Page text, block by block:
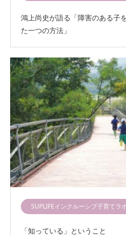
鴻上尚史が語る「障害のある子
た一つの方法」
SUPLIFEインクルーシブ子育てラ
「知っている」ということ